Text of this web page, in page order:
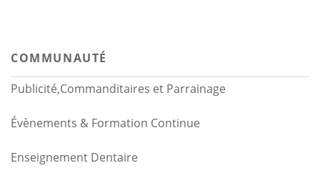
COMMUNAUTÉ
Publicité,Commanditaires et Parrainage
Évènements & Formation Continue
Enseignement Dentaire